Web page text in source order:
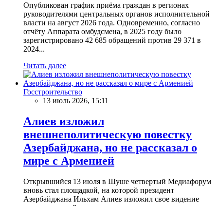
Опубликован график приёма граждан в регионах
руководителями центральных органов исполнительной
власти на август 2026 года. Одновременно, согласно
отчёту Аппарата омбудсмена, в 2025 году было
зарегистрировано 42 685 обращений против 29 371 в
2024...
Читать далее
Госстроительство
13 июль 2026, 15:11
Алиев изложил
внешнеполитическую повестку
Азербайджана, но не рассказал о
мире с Арменией
Открывшийся 13 июля в Шуше четвертый Медиафорум
вновь стал площадкой, на которой президент
Азербайджана Ильхам Алиев изложил свое видение